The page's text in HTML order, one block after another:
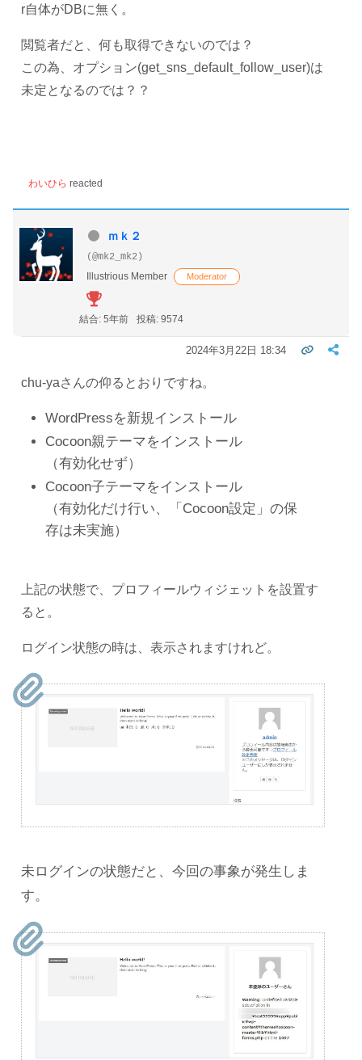
r自体がDBに無く。
閲覧者だと、何も取得できないのでは？
この為、 オプション(get_sns_default_follow_user)は
未定となるのでは？？
わいひら reacted
ｍｋ２
(@mk2_mk2)
Illustrious Member
Moderator
結合: 5年前 投稿: 9574
2024年3月22日 18:34
chu-yaさんの仰るとおりですね。
WordPressを新規インストール
Cocoon親テーマをインストール
（有効化せず）
Cocoon子テーマをインストール
（有効化だけ行い、「Cocoon設定」の保
存は未実施）
上記の状態で、プロフィールウィジェットを設置す
ると。
ログイン状態の時は、表示されますけれど。
未ログインの状態だと、今回の事象が発生しま
す。